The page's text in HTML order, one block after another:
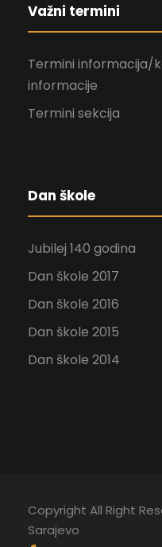
Važni termini
Termini informacija/
informacije
Termini sekcija
Dan škole
Jubilej 140 godina
Dan škole 2017
Dan škole 2016
Dan škole 2015
Dan škole 2014
Copyright All Right
Sarajevo